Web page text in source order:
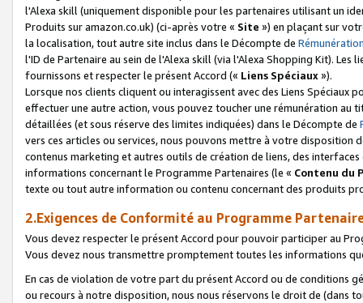
l'Alexa skill (uniquement disponible pour les partenaires utilisant un
Produits sur amazon.co.uk) (ci-après votre « Site ») en plaçant sur
la localisation, tout autre site inclus dans le Décompte de
l'ID de Partenaire au sein de l'Alexa skill (via l'Alexa Shopping Kit).
fournissons et respecter le présent Accord (« Liens Spéciaux»).
Lorsque nos clients cliquent ou interagissent avec des Liens Spéciaux
effectuer une autre action, vous pouvez toucher une rémunération
détaillées (et sous réserve des limites indiquées) dans le Décompte de
vers ces articles ou services, nous pouvons mettre à votre disposition
contenus marketing et autres outils de création de liens, des
informations concernant le Programme Partenaires (le « Contenu du
texte ou tout autre information ou contenu concernant des produits
2.Exigences de Conformité au Programme
Vous devez respecter le présent Accord pour pouvoir participer au
Vous devez nous transmettre promptement toutes les informations
En cas de violation de votre part du présent Accord ou de conditions
ou recours à notre disposition, nous nous réservons le droit de (dans